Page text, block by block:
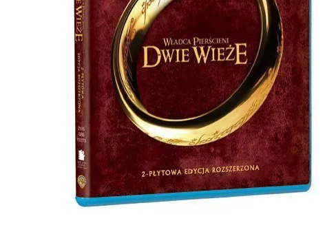
Powiększony kursor
Pomoc w czytaniu
Podkreślenie linków